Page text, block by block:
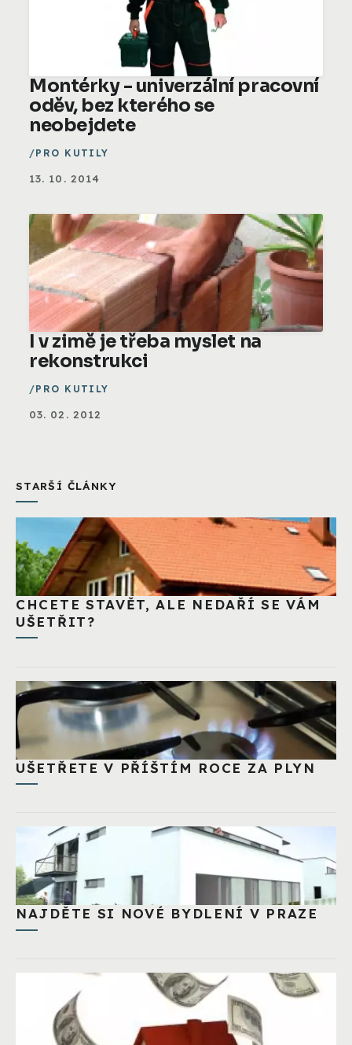
Montérky - univerzální pracovní
oděv, bez kterého se
neobejdete
PRO KUTILY
13. 10. 2014
I v zimě je třeba myslet na
rekonstrukci
PRO KUTILY
03. 02. 2012
STARŠÍ ČLÁNKY
CHCETE STAVĚT, ALE NEDAŘÍ SE VÁM
UŠETŘIT?
UŠETŘETE V PŘÍŠTÍM ROCE ZA PLYN
NAJDĚTE SI NOVÉ BYDLENÍ V PRAZE